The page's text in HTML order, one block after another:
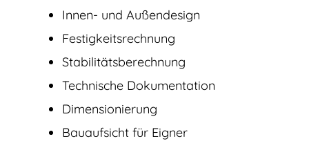
Innen- und Außendesign
Festigkeitsrechnung
Stabilitätsberechnung
Technische Dokumentation
Dimensionierung
Bauaufsicht für Eigner